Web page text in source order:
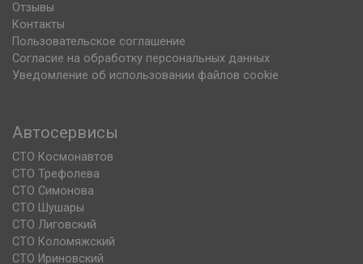
Отзывы
Контакты
Пользовательское соглашение
Согласие на обработку персональных данных
Уведомление об использовании файлов cookie
Автосервисы
СТО Космонавтов
СТО Трефолева
СТО Симонова
СТО Шушары
СТО Лиговский
СТО Коломяжский
СТО Ириновский